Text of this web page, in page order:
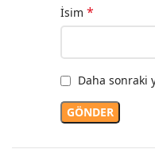
İsim *
Daha sonraki